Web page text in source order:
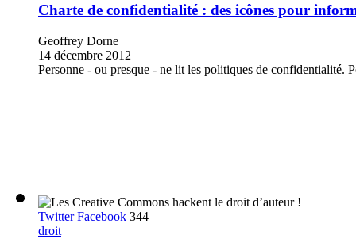
Charte de confidentialité : des icônes pour
Geoffrey Dorne
14 décembre 2012
Personne - ou presque - ne lit les politiques de confidentialité.
Twitter Facebook 344
droit